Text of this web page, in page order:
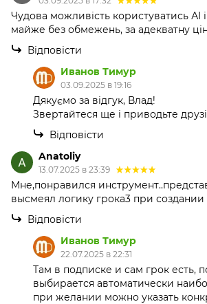
Чудова можливість користуватись АІ
майже без обмежень, за адекватну
Відповісти
Иванов Тимур
03.09.2025 в 19:16
Дякуємо за відгук, Влад!
Звертайтеся ще і приводьте
Відповісти
Anatoliy
13.07.2025 в 23:39
Мне,понравился
высмеял логику грока3 при создании
Відповісти
Иванов Тимур
22.07.2025 в 22:31
Там в подписке и сам грок есть,
выбирается автоматически
при желании можно указать